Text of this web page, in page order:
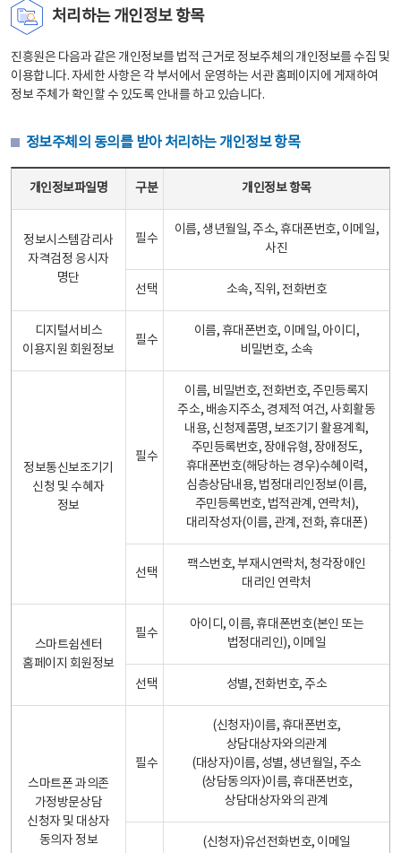
처리하는 개인정보 항목
진흥원은 다음과 같은 개인정보를 법적 근거로 정보주체의 개인정보를 수집 및
이용합니다. 자세한 사항은 각 부서에서 운영하는 서관 홈페이지에 게재하여
정보 주체가 확인할 수 있도록 안내를 하고 있습니다.
정보주체의 동의를 받아 처리하는 개인정보 항목
개인정보파일명 구분 개인정보 항목
정보시스템감리사
자격검정 응시자
명단
필수
이름, 생년월일, 주소, 휴대폰번호, 이메일,
사진
선택 소속, 직위, 전화번호
디지털서비스
이용지원 회원정보
필수
이름, 휴대폰번호, 이메일, 아이디,
비밀번호, 소속
정보통신보조기기
신청 및 수혜자
정보
필수
이름, 비밀번호, 전화번호, 주민등록지
주소, 배송지주소, 경제적 여건, 사회활동
내용, 신청제품명, 보조기기 활용계획,
주민등록번호, 장애유형, 장애정도,
휴대폰번호(해당하는 경우)수혜이력,
심층상담내용, 법정대리인정보(이름,
주민등록번호, 법적관계, 연락처),
대리작성자(이름, 관계, 전화, 휴대폰)
선택
팩스번호, 부재시연락처, 청각장애인
대리인 연락처
스마트쉼센터
홈페이지 회원정보
필수
아이디, 이름, 휴대폰번호(본인 또는
법정대리인), 이메일
선택 성별, 전화번호, 주소
스마트폰 과의존
가정방문상담
신청자 및 대상자
동의자 정보
필수
(신청자)이름, 휴대폰번호,
상담대상자와의관계
(대상자)이름, 성별, 생년월일, 주소
(상담동의자)이름, 휴대폰번호,
상담대상자와의 관계
(신청자)유선전화번호, 이메일